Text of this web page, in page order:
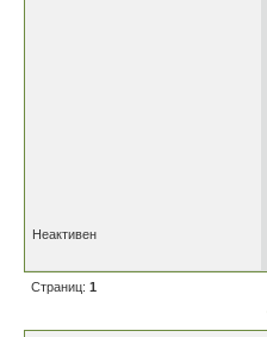
Неактивен
Страниц: 1